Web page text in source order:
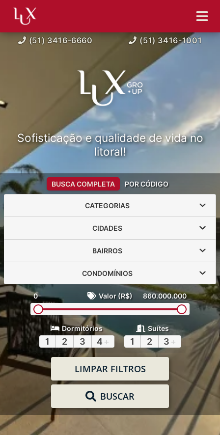
(51) 3416-6660 (51) 3416-1001
Sofisticação e qualidade de vida no
litoral!
BUSCA COMPLETA POR CÓDIGO
CATEGORIAS
CIDADES
BAIRROS
CONDOMÍNIOS
0 Valor (R$) 860.000.000
Dormitórios
1 2 3 4 +
Suítes
1 2 3 +
LIMPAR FILTROS
BUSCAR